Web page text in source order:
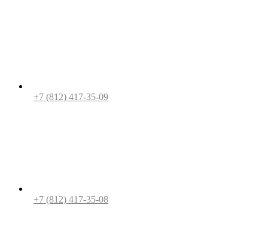
+7 (812) 417-35-09
+7 (812) 417-35-08